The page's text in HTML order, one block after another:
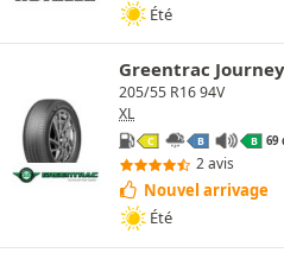
Été
Greentrac
205/55 R16 94V
XL
C B B 69
2 avis
Nouvel arrivage
Été